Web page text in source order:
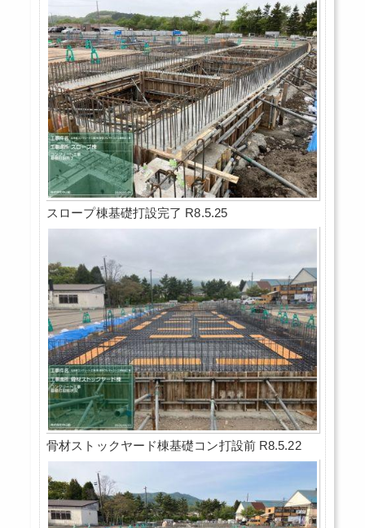
スロープ棟基礎打設完了 R8.5.25
骨材ストックヤード棟基礎コン打設前 R8.5.22